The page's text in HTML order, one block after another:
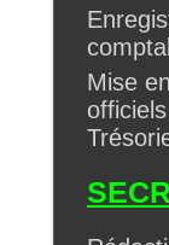
Mise